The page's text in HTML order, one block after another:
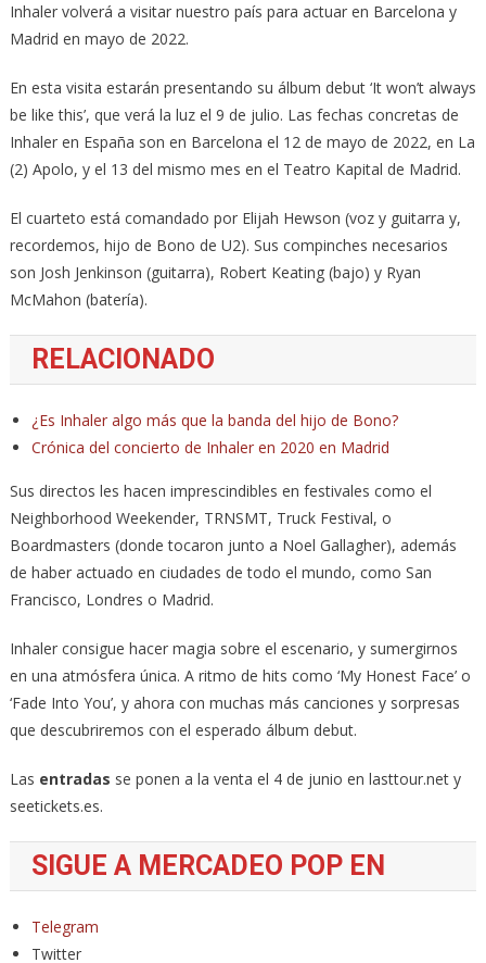
Inhaler volverá a visitar nuestro país para actuar en Barcelona y
Madrid en mayo de 2022.
En esta visita estarán presentando su álbum debut ‘It won’t always
be like this’, que verá la luz el 9 de julio. Las fechas concretas de
Inhaler en España son en Barcelona el 12 de mayo de 2022, en La
(2) Apolo, y el 13 del mismo mes en el Teatro Kapital de Madrid.
El cuarteto está comandado por Elijah Hewson (voz y guitarra y,
recordemos, hijo de Bono de U2). Sus compinches necesarios
son Josh Jenkinson (guitarra), Robert Keating (bajo) y Ryan
McMahon (batería).
RELACIONADO
¿Es Inhaler algo más que la banda del hijo de Bono?
Crónica del concierto de Inhaler en 2020 en Madrid
Sus directos les hacen imprescindibles en festivales como el
Neighborhood Weekender, TRNSMT, Truck Festival, o
Boardmasters (donde tocaron junto a Noel Gallagher), además
de haber actuado en ciudades de todo el mundo, como San
Francisco, Londres o Madrid.
Inhaler consigue hacer magia sobre el escenario, y sumergirnos
en una atmósfera única. A ritmo de hits como ‘My Honest Face’ o
‘Fade Into You’, y ahora con muchas más canciones y sorpresas
que descubriremos con el esperado álbum debut.
Las entradas se ponen a la venta el 4 de junio en lasttour.net y
seetickets.es.
SIGUE A MERCADEO POP EN
Telegram
Twitter